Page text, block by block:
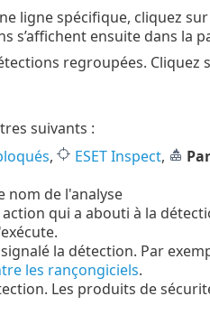
ligne spécifique, cliquez
s’affichent ensuite dans la
regroupées. Cliquez
suivants :
, ESET Inspect,
nom de l'analyse
qui a abouti à la
la détection. Par
les rançongiciels.
Les produits de